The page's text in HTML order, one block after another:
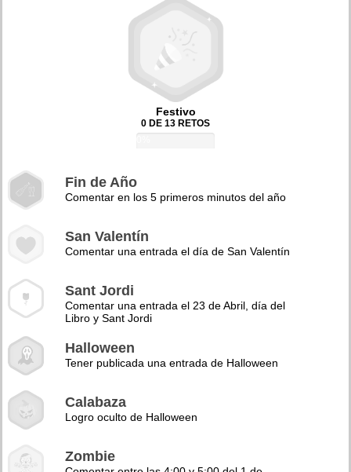
Festivo
0 DE 13 RETOS
Fin de Año
Comentar en los 5 primeros minutos del año
San Valentín
Comentar una entrada el día de San Valentín
Sant Jordi
Comentar una entrada el 23 de Abril, día del
Libro y Sant Jordi
Halloween
Tener publicada una entrada de Halloween
Calabaza
Logro oculto de Halloween
Zombie